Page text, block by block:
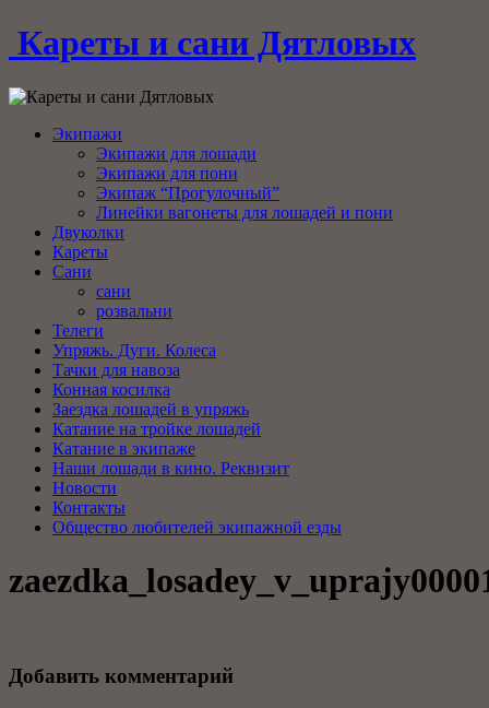
Кареты и сани Дятловых
Экипажи
Экипажи для лошади
Экипажи для пони
Экипаж “Прогулочный”
Линейки вагонеты для лошадей и пони
Двуколки
Кареты
Сани
сани
розвальни
Телеги
Упряжь. Дуги. Колеса
Тачки для навоза
Конная косилка
Заездка лошадей в упряжь
Катание на тройке лошадей
Катание в экипаже
Наши лошади в кино. Реквизит
Новости
Контакты
Общество любителей экипажной езды
Добавить комментарий